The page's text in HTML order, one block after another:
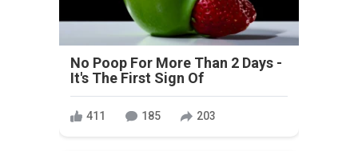
No Poop For More Than 2 Days -
It's The First Sign Of
411 185 203